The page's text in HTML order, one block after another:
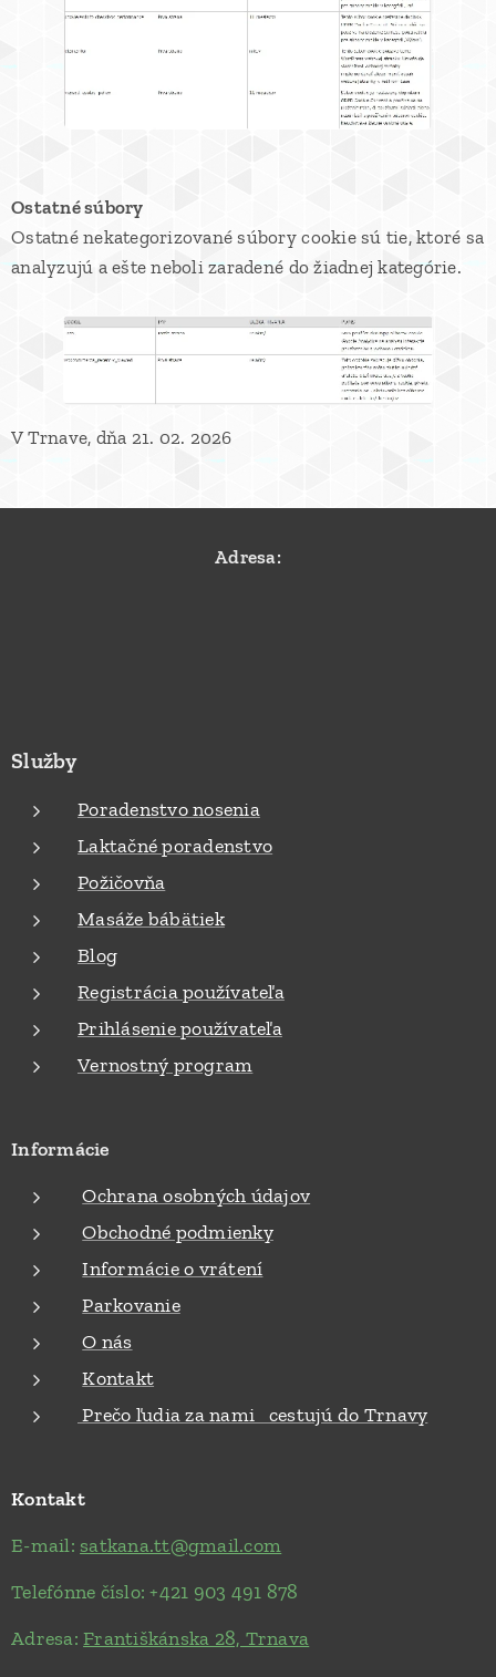
Ostatné súbory
Ostatné nekategorizované súbory cookie sú tie, ktoré sa
analyzujú a ešte neboli zaradené do žiadnej kategórie.
V Trnave, dňa 21. 02. 2026
Adresa:
Služby
Poradenstvo nosenia
Laktačné poradenstvo
Požičovňa
Masáže bábätiek
Blog
Registrácia používateľa
Prihlásenie používateľa
Vernostný program
Informácie
Ochrana osobných údajov
Obchodné podmienky
Informácie o vrátení
Parkovanie
O nás
Kontakt
Prečo ľudia za nami cestujú do Trnavy
Kontakt
E-mail: satkana.tt@gmail.com
Telefónne číslo: +421 903 491 878
Adresa:Františkánska 28, Trnava